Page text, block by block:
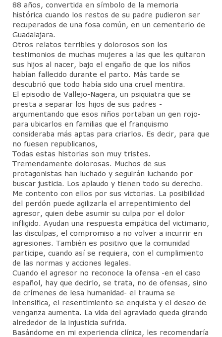
88 años, convertida en símbolo de la memoria
histórica cuando los restos de su padre pudieron ser
recuperados de una fosa común, en un cementerio de
Guadalajara.
Otros relatos terribles y dolorosos son los
testimonios de muchas mujeres a las que les quitaron
sus hijos al nacer, bajo el engaño de que los niños
habían fallecido durante el parto. Más tarde se
descubrió que todo había sido una cruel mentira.
El episodio de Vallejo-Nagera, un psiquiatra que se
presta a separar los hijos de sus padres -
argumentando que esos niños portaban un gen rojo-
para ubicarlos en familias que el franquismo
consideraba más aptas para criarlos. Es decir, para que
no fuesen republicanos,
Todas estas historias son muy tristes.
Tremendamente dolorosas. Muchos de sus
protagonistas han luchado y seguirán luchando por
buscar justicia. Los aplaudo y tienen todo su derecho.
Me contento con ellos por sus victorias. La posibilidad
del perdón puede agilizarla el arrepentimiento del
agresor, quien debe asumir su culpa por el dolor
infligido. Ayudan una respuesta empática del victimario,
las disculpas, el compromiso a no volver a incurrir en
agresiones. También es positivo que la comunidad
participe, cuando así se requiera, con el cumplimiento
de las normas y acciones legales.
Cuando el agresor no reconoce la ofensa -en el caso
español, hay que decirlo, se trata, no de ofensas, sino
de crímenes de lesa humanidad- el trauma se
intensifica, el resentimiento se enquista y el deseo de
venganza aumenta. La vida del agraviado queda girando
alrededor de la injusticia sufrida.
Basándome en mi experiencia clínica, les recomendaría